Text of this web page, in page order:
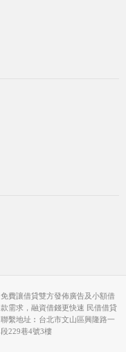
免費讓借貸雙方發佈廣告及小額借
款需求，融資借錢更快速 民借借貸
聯繫地址︰台北市文山區興隆路一
段229巷4號3樓